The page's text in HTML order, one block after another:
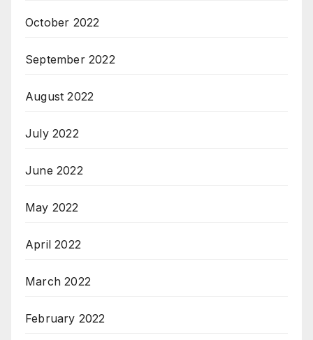
October 2022
September 2022
August 2022
July 2022
June 2022
May 2022
April 2022
March 2022
February 2022